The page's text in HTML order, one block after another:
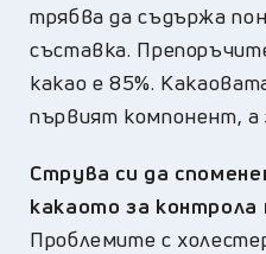
трябва да съдържа
съставка.
какао е 85%.
първият компонент, а
Струва си да
какаото за контрола
Проблемите с